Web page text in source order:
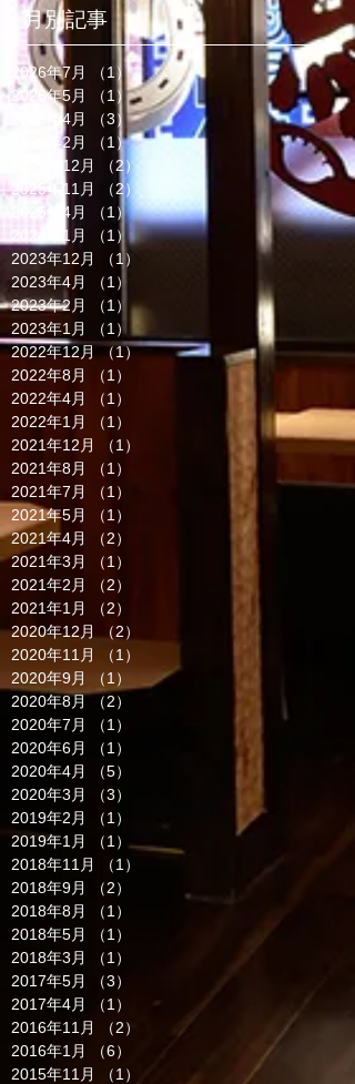
月別記事
2026年7月 （1）1件の記事
2026年5月
（1）1件の記事
2026年4月
（3）3件の記事
2026年2月
（1）1件の記事
2025年12月
（2）
2025年11月
（2）
2025年4月
（1）1件の記事
2024年1月
（1）1件の記事
2023年12月
（1）
2023年4月
（1）
2023年2月
（1） 1件の記事
2023年1月
（1）
2022年12月
（1）1件の記事
2022年8月
（1）
2022年4月
（1）
2022年1月
（1）
2021年12月
（1）
2021年8月
（1）
2021年7月
（1）
2021年5月
（1）
2021年4月
（2）
2021年3月
（1）
2021年2月
（2）
2021年1月
（2）
2020年12月
（2）
2020年11月
（1）
2020年9月
（1）
1件の記事
2020年8月
（2）
2020年7月
（1）
2020年6月
（1）
2020年4月
（5）
2020年3月
（3）
2019年2月
（1）
2019年1月
（1）
2018年11月
（1）
2018年9月
（2）
2018年8月
（1）
2018年5月
（1）
2018年3月
（1）
2017年5月
（3）
2017年4月
（1）
1件の記事
2016年11月
（2）
2件の記事
2016年1月
（6）
2015年11月
（1）
1件の記事